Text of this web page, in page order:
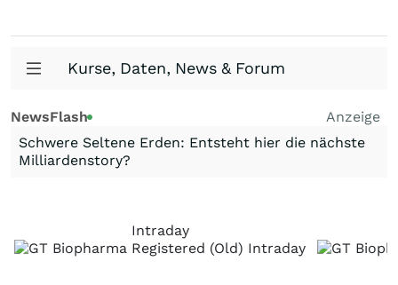
Kurse, Daten, News & Forum
NewsFlash
Anzeige
Schwere Seltene Erden: Entsteht hier die nächste
Milliardenstory?
Intraday